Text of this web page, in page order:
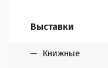
Выставки
Книжные